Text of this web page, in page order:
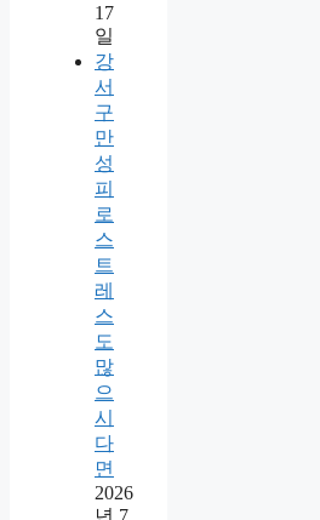
17
일
강
서
구
만
성
피
로
스
트
레
스
도
많
으
시
다
면
2026
년 7